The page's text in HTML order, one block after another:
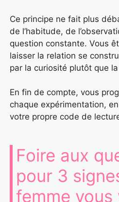
Ce principe ne fait plus
de l’habitude, de
question constante. Vous
laisser la relation se
par la curiosité plutôt que
En fin de compte, vous
chaque expérimentation,
votre propre code de
Foire aux
pour 3
femme vous